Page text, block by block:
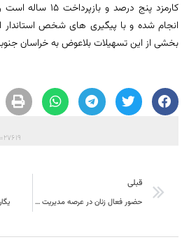
کارمزد پنج درصد و
انجام شده و با پیگیری های شخص استاندار
بخشی از این تسهیلات بلاعوض به خراسان
قبلی
حضور فعال زنان در عرصه مدیریت روستایی استان